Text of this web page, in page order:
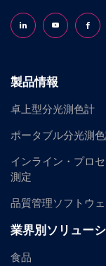
Follow us on LinkedIn
Follow us on
製品情報
卓上型分光測色計
ポータブル分光測
インライン・プロ
測定
品質管理ソフトウ
業界別ソリュー
食品